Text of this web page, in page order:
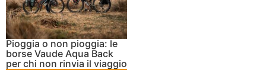
Pioggia o non pioggia: le
borse Vaude Aqua Back
per chi non rinvia il viaggio